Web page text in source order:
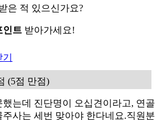
은 적 있으신가요?
인트 받아가세요!
(5점 만점)
는데 진단명이 오십견이라고, 연골
사는 세번 맞아야 한다네요.직원분